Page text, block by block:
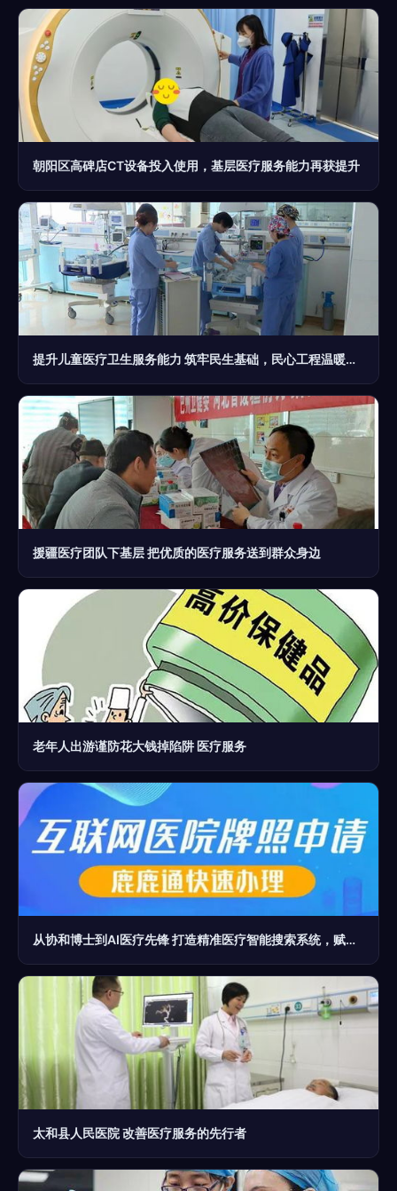
朝阳区高碑店CT设备投入使用，基层医疗服务能力再获提升
提升儿童医疗卫生服务能力 筑牢民生基础，民心工程温暖万千家庭
援疆医疗团队下基层 把优质的医疗服务送到群众身边
老年人出游谨防花大钱掉陷阱 医疗服务
从协和博士到AI医疗先锋 打造精准医疗智能搜索系统，赋能“医源”服务
太和县人民医院 改善医疗服务的先行者